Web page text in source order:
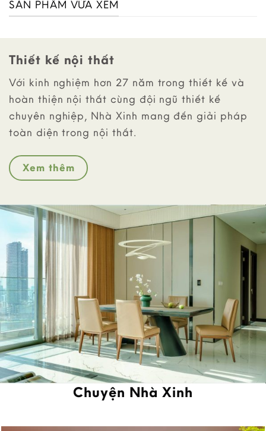
SẢN PHẨM VỪA XEM
Thiết kế nội thất
Với kinh nghiệm hơn 27 năm trong thiết kế và
hoàn thiện nội thất cùng đội ngũ thiết kế
chuyên nghiệp, Nhà Xinh mang đến giải pháp
toàn diện trong nội thất.
Xem thêm
Chuyện Nhà Xinh